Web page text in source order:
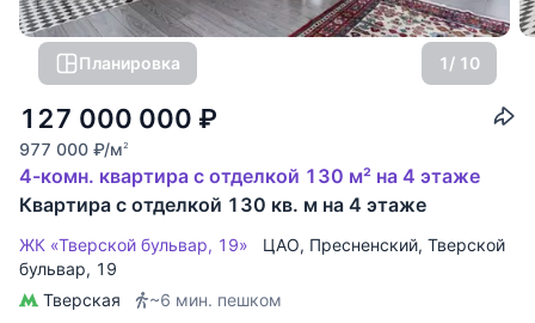
Планировка 1/ 10
127 000 000 ₽
977 000 ₽/м2
4-комн. квартира с отделкой 130 м² на 4 этаже
Квартира с отделкой 130 кв. м на 4 этаже
ЖК «Тверской бульвар, 19» ЦАО, Пресненский, Тверской
бульвар, 19
Тверская
~6 мин. пешком